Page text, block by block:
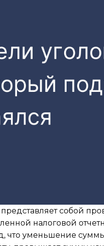
собой
налоговой
что уменьшение